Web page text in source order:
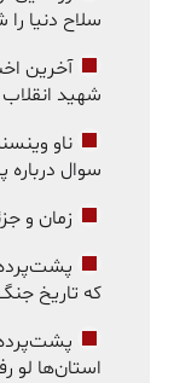
سلاح دنیا
آخرین
شهید
سوال درباره
زمان و
که تاریخ
پشت‌پرده
استان‌ها لو